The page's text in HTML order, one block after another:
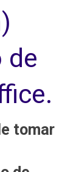
de
tomar